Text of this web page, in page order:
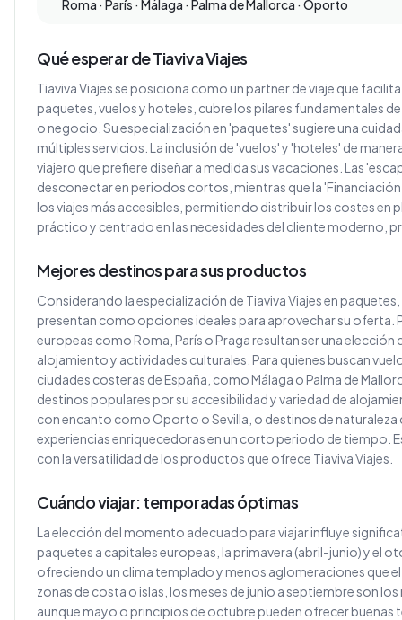
Roma · París · Málaga · Palma de Mallorca · Oporto
Qué esperar de Tiaviva Viajes
Tiaviva Viajes se posiciona como un partner de viaje que
paquetes, vuelos y hoteles, cubre los pilares fundamentales
o negocio. Su especialización en 'paquetes' sugiere una
múltiples servicios. La inclusión de 'vuelos' y 'hoteles' de
viajero que prefiere diseñar a medida sus vacaciones. Las
desconectar en periodos cortos, mientras que la
los viajes más accesibles, permitiendo distribuir los costes
práctico y centrado en las necesidades del cliente moderno,
Mejores destinos para sus productos
Considerando la especialización de Tiaviva Viajes en
presentan como opciones ideales para aprovechar su oferta.
europeas como Roma, París o Praga resultan ser una
alojamiento y actividades culturales. Para quienes buscan
ciudades costeras de España, como Málaga o Palma de
destinos populares por su accesibilidad y variedad de
con encanto como Oporto o Sevilla, o destinos de
experiencias enriquecedoras en un corto periodo de tiempo.
con la versatilidad de los productos que ofrece Tiaviva Viajes.
Cuándo viajar: temporadas óptimas
La elección del momento adecuado para viajar influye
paquetes a capitales europeas, la primavera (abril-junio) y el
ofreciendo un clima templado y menos aglomeraciones que
zonas de costa o islas, los meses de junio a septiembre son
aunque mayo o principios de octubre pueden ofrecer buenas